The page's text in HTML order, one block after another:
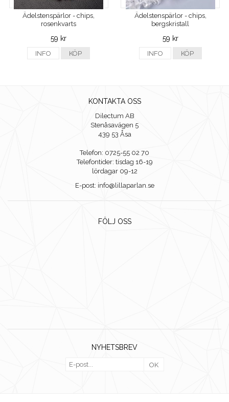
Ädelstenspärlor - chips,
rosenkvarts
59 kr
INFO KÖP
Ädelstenspärlor - chips,
bergskristall
59 kr
INFO KÖP
KONTAKTA OSS
Dilectum AB
Stenåsavägen 5
439 53 Åsa
Telefon: 0725-55 02 70
Telefontider: tisdag 16-19
lördagar 09-12
E-post: info@lillaparlan.se
FÖLJ OSS
NYHETSBREV
OK